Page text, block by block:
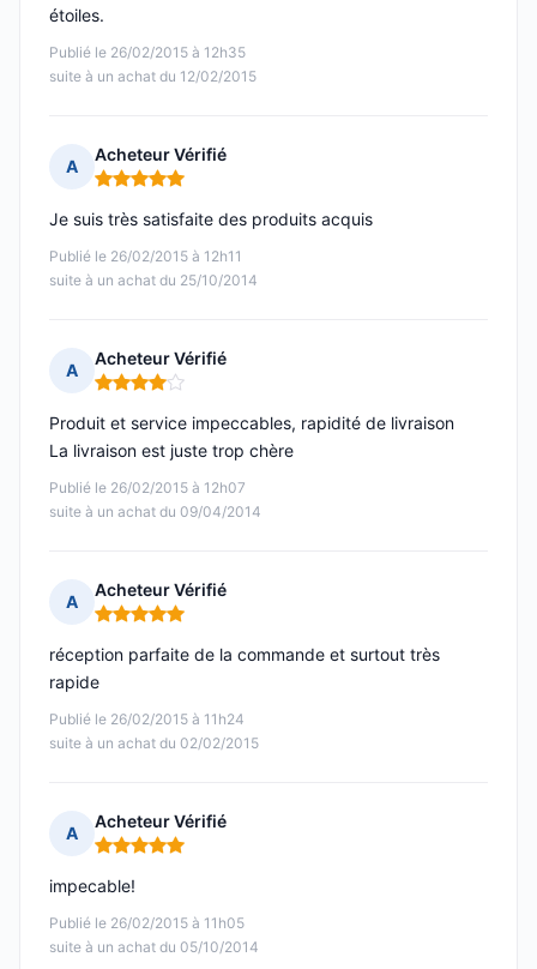
Publié le 26/02/2015 à 12h35
suite à un achat du 12/02/2015
étoiles.
A
Acheteur Vérifié
Note : 5 sur 5
Publié le 26/02/2015 à 12h11
suite à un achat du 25/10/2014
Je suis très satisfaite des produits acquis
A
Acheteur Vérifié
Note : 4 sur 5
Publié le 26/02/2015 à 12h07
suite à un achat du 09/04/2014
Produit et service impeccables, rapidité de livraison
La livraison est juste trop chère
A
Acheteur Vérifié
Note : 5 sur 5
Publié le 26/02/2015 à 11h24
suite à un achat du 02/02/2015
réception parfaite de la commande et surtout très
rapide
A
Acheteur Vérifié
Note : 5 sur 5
Publié le 26/02/2015 à 11h05
suite à un achat du 05/10/2014
impecable!